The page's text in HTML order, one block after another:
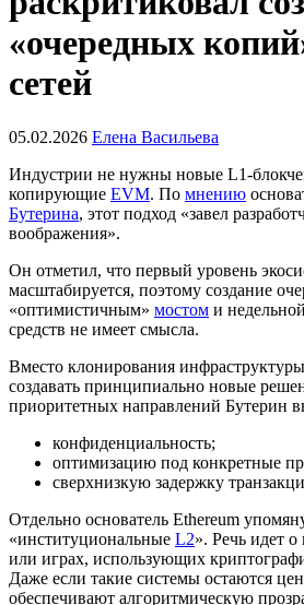
«очередных
сетей
05.02.2026 Елена Васильева
Индустрии не нужны новые L1-
копирующие EVM. По мнению
Бутерина, этот подход «завел
воображения».
Он отметил, что первый уровень
масштабируется, поэтому создание
«оптимистичным» мостом и
средств не имеет смысла.
Вместо клонирования
создавать принципиально новые
приоритетных направлений Бутерин
конфиденциальность;
оптимизацию под конкретные
сверхнизкую задержку
Отдельно основатель Ethereum
«институциональные L2». Речь идет о
или играх, использующих
Даже если такие системы остаются
обеспечивают алгоритмическую